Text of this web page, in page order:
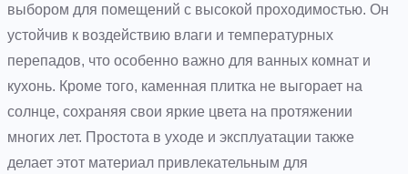
выбором для помещений с высокой проходимостью. Он
устойчив к воздействию влаги и температурных
перепадов, что особенно важно для ванных комнат и
кухонь. Кроме того, каменная плитка не выгорает на
солнце, сохраняя свои яркие цвета на протяжении
многих лет. Простота в уходе и эксплуатации также
делает этот материал привлекательным для